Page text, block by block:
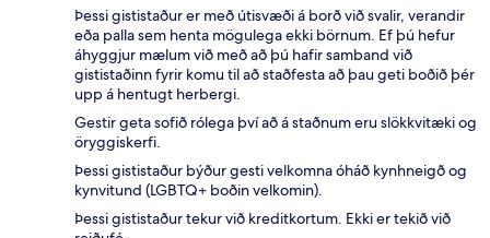
Þessi gististaður er með útisvæði á borð við svalir, verandir
eða palla sem henta mögulega ekki börnum. Ef þú hefur
áhyggjur mælum við með að þú hafir samband við
gististaðinn fyrir komu til að staðfesta að þau geti boðið þér
upp á hentugt herbergi.
Gestir geta sofið rólega því að á staðnum eru slökkvitæki og
öryggiskerfi.
Þessi gististaður býður gesti velkomna óháð kynhneigð og
kynvitund (LGBTQ+ boðin velkomin).
Þessi gististaður tekur við kreditkortum. Ekki er tekið við